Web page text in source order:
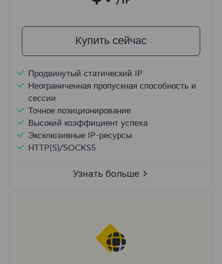
Купить сейчас
Продвинутый статический IP
Неограниченная пропускная способность и
сессии
Точное позиционирование
Высокий коэффициент успеха
Эксклюзивные IP-ресурсы
HTTP(S)/SOCKS5
Узнать больше